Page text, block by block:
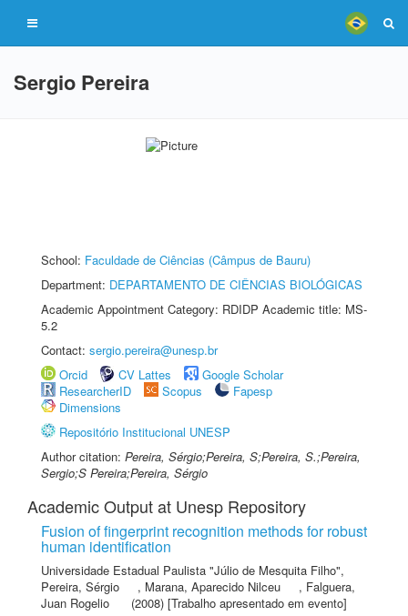
Sergio Pereira
School: Faculdade de Ciências (Câmpus de Bauru)
Department: DEPARTAMENTO DE CIÊNCIAS BIOLÓGICAS
Academic Appointment Category: RDIDP Academic title: MS-
5.2
Contact: sergio.pereira@unesp.br
Orcid
CV Lattes
Google Scholar
ResearcherID
Scopus
Fapesp
Dimensions
Repositório Institucional UNESP
Author citation: Pereira, Sérgio;Pereira, S;Pereira, S.;Pereira,
Sergio;S Pereira;Pereira, Sérgio
Academic Output at Unesp Repository
Fusion of fingerprint recognition methods for robust
human identification
Universidade Estadual Paulista "Júlio de Mesquita Filho",
Pereira, Sérgio
, Marana, Aparecido Nilceu , Falguera,
Juan Rogelio
(2008) [Trabalho apresentado em evento]